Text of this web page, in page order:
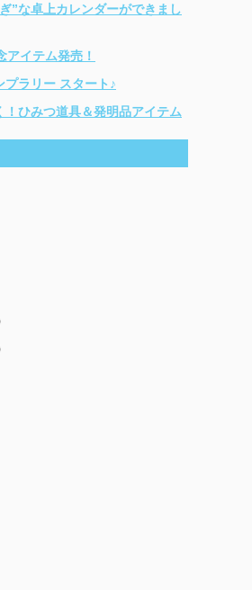
”な卓上カレンダーができまし
アイテム発売！
プラリー スタート♪
！ひみつ道具＆発明品アイテム